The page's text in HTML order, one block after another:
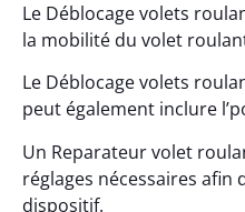
Le Déblocage volets
la mobilité du volet
Le Déblocage volets
peut également inclure
Un Reparateur volet
réglages nécessaires afin
dispositif.